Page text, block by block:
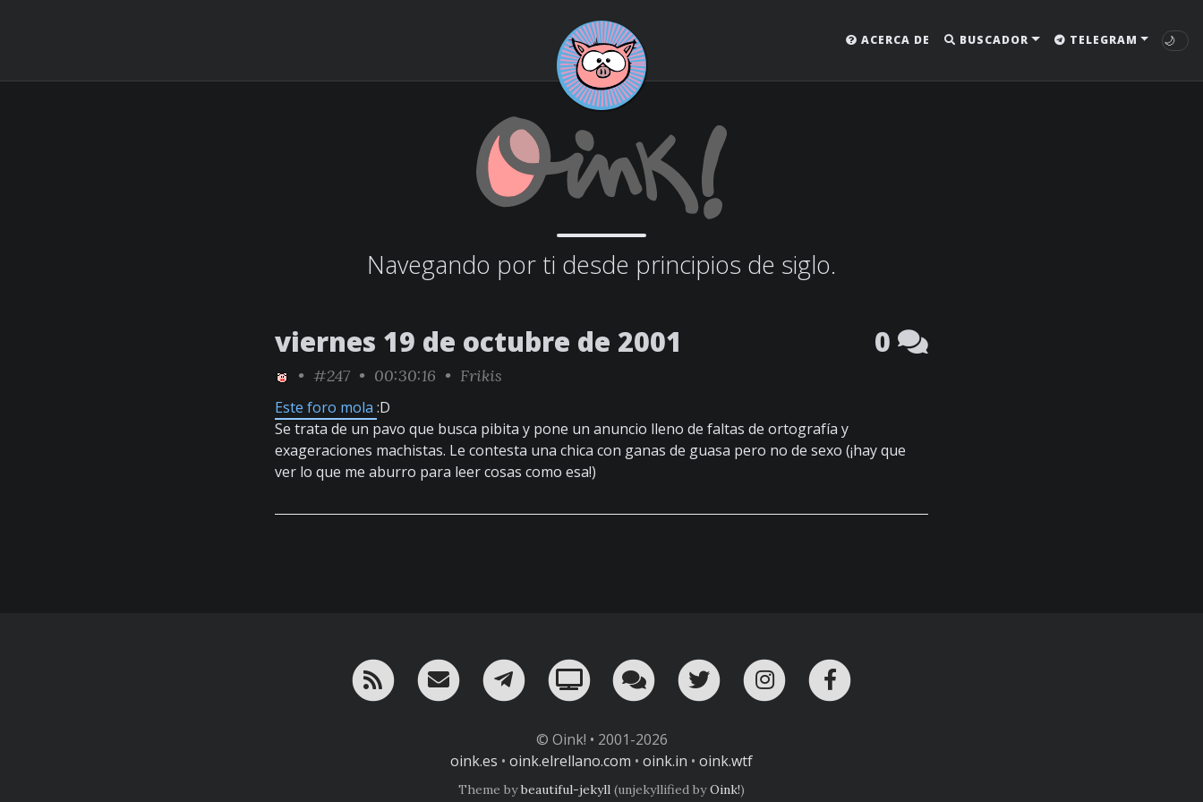
ACERCA DE BUSCADOR TELEGRAM 🌙
Navegando por ti desde principios de siglo.
viernes 19 de octubre de 2001 0
• #247 • 00:30:16 • Frikis
Este foro mola :D
Se trata de un pavo que busca pibita y pone un anuncio lleno de faltas de ortografía y
exageraciones machistas. Le contesta una chica con ganas de guasa pero no de sexo (¡hay que
ver lo que me aburro para leer cosas como esa!)
RSS ¡Mándame un email!
¡Nuestro canal en Telegram!
Oink! TV Charla con nosotros en Telegram
Twitter Instagram
© Oink! • 2001-2026
oink.es • oink.elrellano.com • oink.in • oink.wtf
Theme bybeautiful-jekyll (unjekyllified byOink!)